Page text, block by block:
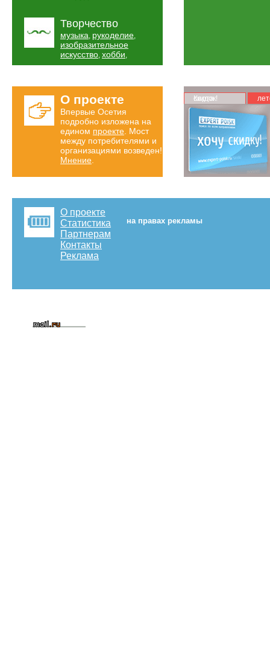
Творчество
музыка, рукоделие,
изобразительное
искусство, хобби,
О проекте
Впервые Осетия
подробно изложена на
едином проекте . Мост
между потребителями и
организациями возведен!
Мнение
Карта скидок!
О проекте
Статистика
Партнерам
Контакты
Реклама
на правах рекламы